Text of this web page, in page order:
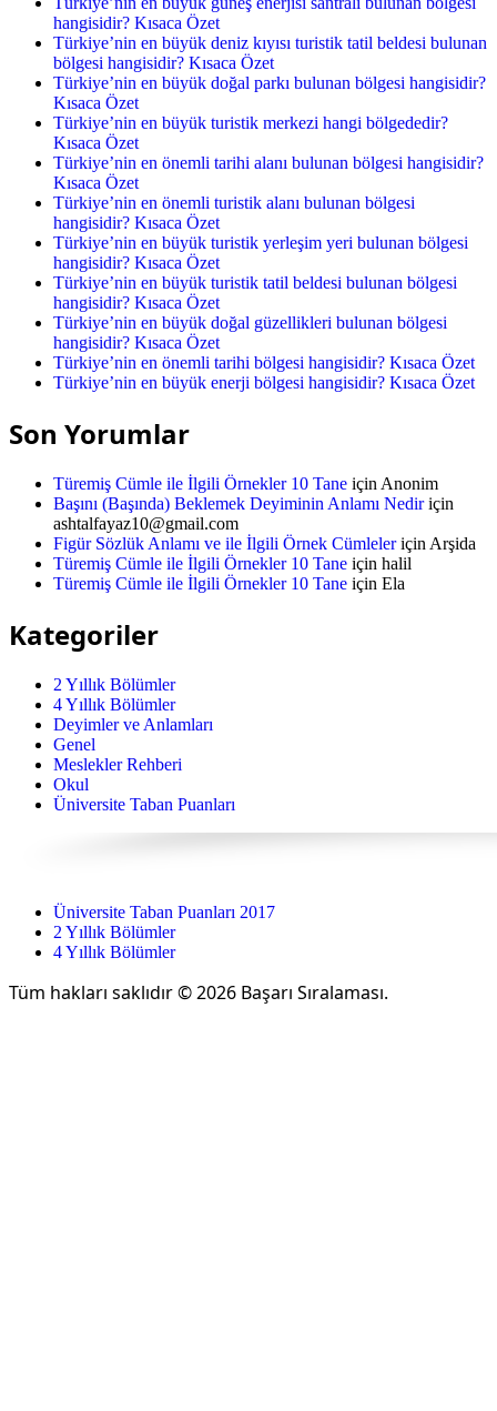
hangisidir? Kısaca Özet
Türkiye’nin en büyük deniz kıyısı turistik tatil beldesi bulunan
bölgesi hangisidir? Kısaca Özet
Türkiye’nin en büyük doğal parkı bulunan bölgesi hangisidir?
Kısaca Özet
Türkiye’nin en büyük turistik merkezi hangi bölgededir?
Kısaca Özet
Türkiye’nin en önemli tarihi alanı bulunan bölgesi hangisidir?
Kısaca Özet
Türkiye’nin en önemli turistik alanı bulunan bölgesi
hangisidir? Kısaca Özet
Türkiye’nin en büyük turistik yerleşim yeri bulunan bölgesi
hangisidir? Kısaca Özet
Türkiye’nin en büyük turistik tatil beldesi bulunan bölgesi
hangisidir? Kısaca Özet
Türkiye’nin en büyük doğal güzellikleri bulunan bölgesi
hangisidir? Kısaca Özet
Türkiye’nin en önemli tarihi bölgesi hangisidir? Kısaca Özet
Türkiye’nin en büyük enerji bölgesi hangisidir? Kısaca Özet
Son Yorumlar
Türemiş Cümle ile İlgili Örnekler 10 Tane için Anonim
Başını (Başında) Beklemek Deyiminin Anlamı Nediriçin
ashtalfayaz10@gmail.com
Figür Sözlük Anlamı ve ile İlgili Örnek Cümleleriçin Arşida
Türemiş Cümle ile İlgili Örnekler 10 Tane için halil
Türemiş Cümle ile İlgili Örnekler 10 Tane için Ela
Kategoriler
2 Yıllık Bölümler
4 Yıllık Bölümler
Deyimler ve Anlamları
Genel
Meslekler Rehberi
Okul
Üniversite Taban Puanları
Üniversite Taban Puanları 2017
2 Yıllık Bölümler
4 Yıllık Bölümler
Tüm hakları saklıdır © 2026 Başarı Sıralaması.